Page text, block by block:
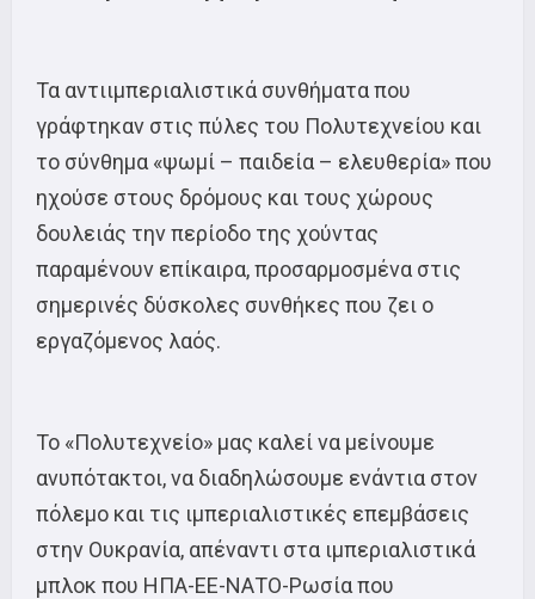
Τα αντιιμπεριαλιστικά συνθήματα που
γράφτηκαν στις πύλες του Πολυτεχνείου και
το σύνθημα «ψωμί – παιδεία – ελευθερία» που
ηχούσε στους δρόμους και τους χώρους
δουλειάς την περίοδο της χούντας
παραμένουν επίκαιρα, προσαρμοσμένα στις
σημερινές δύσκολες συνθήκες που ζει ο
εργαζόμενος λαός.
Το «Πολυτεχνείο» μας καλεί να μείνουμε
ανυπότακτοι, να διαδηλώσουμε ενάντια στον
πόλεμο και τις ιμπεριαλιστικές επεμβάσεις
στην Ουκρανία, απέναντι στα ιμπεριαλιστικά
μπλοκ που ΗΠΑ-ΕΕ-ΝΑΤΟ-Ρωσία που